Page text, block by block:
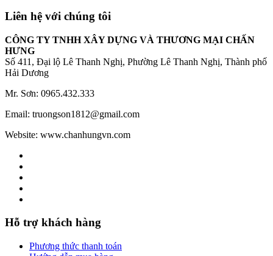
Liên hệ với chúng tôi
CÔNG TY TNHH XÂY DỰNG VÀ THƯƠNG MẠI CHẤN
HƯNG
Số 411, Đại lộ Lê Thanh Nghị, Phường Lê Thanh Nghị, Thành phố
Hải Dương
Mr. Sơn: 0965.432.333
Email: truongson1812@gmail.com
Website: www.chanhungvn.com
Hỗ trợ khách hàng
Phương thức thanh toán